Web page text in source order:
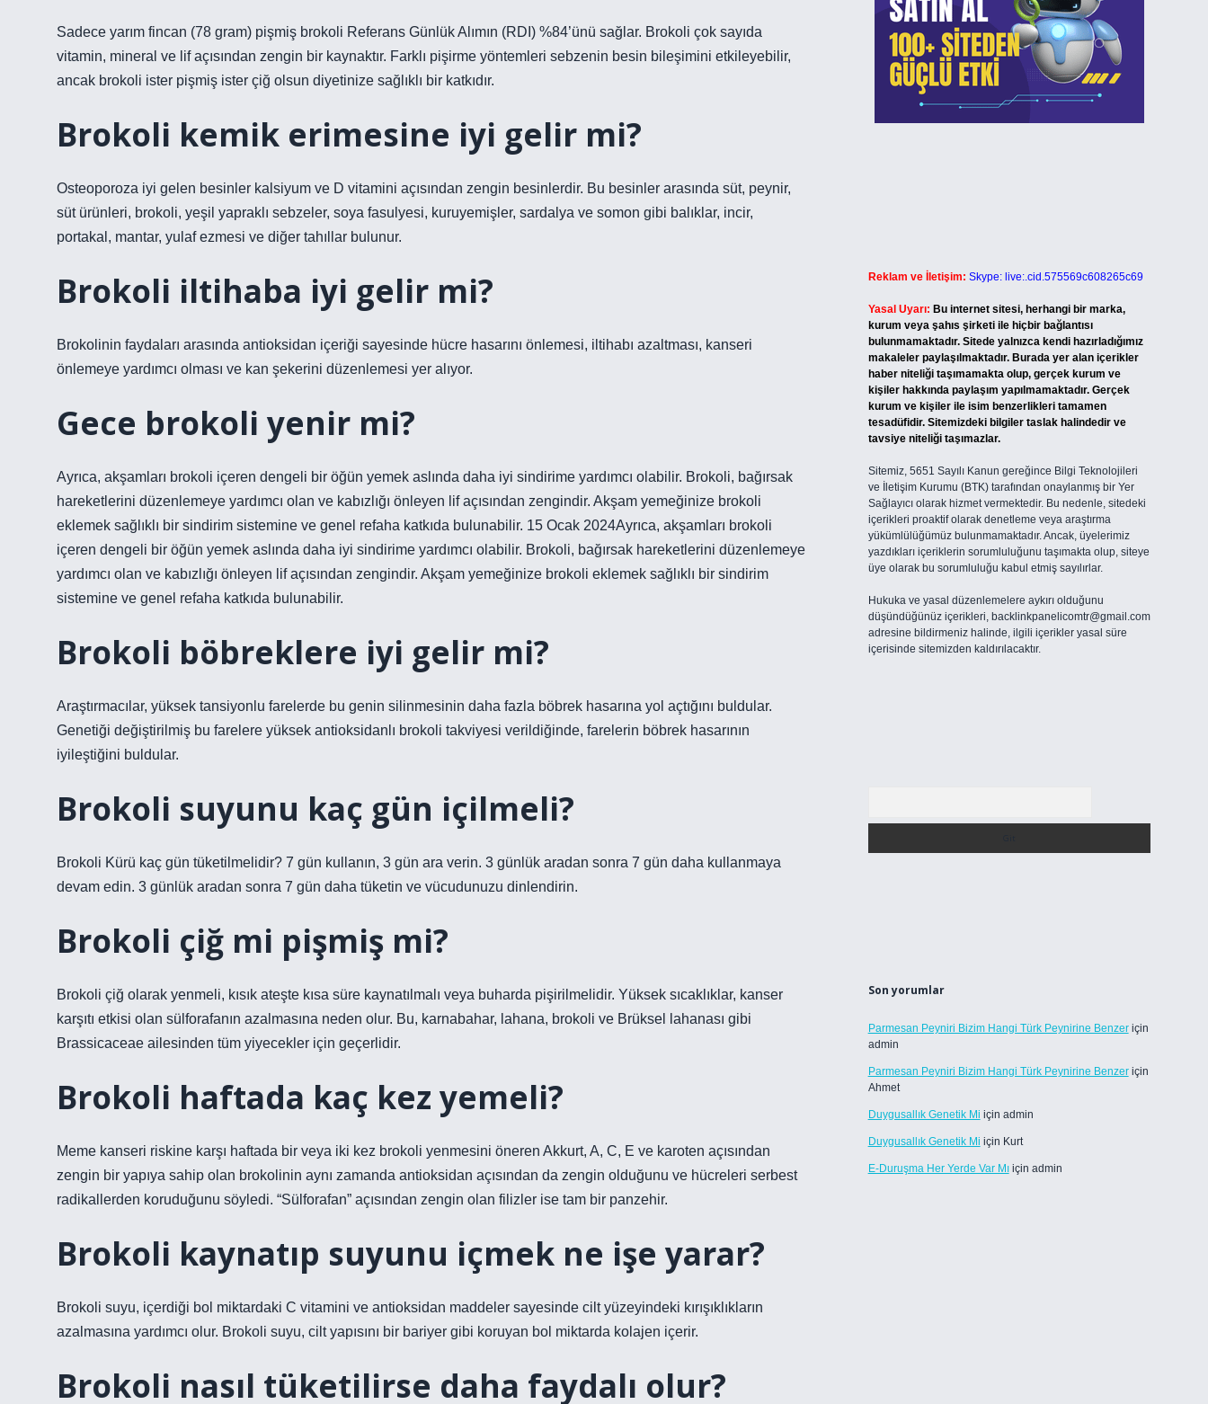
Sadece yarım fincan (78 gram) pişmiş brokoli Referans Günlük Alımın (RDI) %84’ünü sağlar. Brokoli çok sayıda
vitamin, mineral ve lif açısından zengin bir kaynaktır. Farklı pişirme yöntemleri sebzenin besin bileşimini etkileyebilir,
ancak brokoli ister pişmiş ister çiğ olsun diyetinize sağlıklı bir katkıdır.
Brokoli kemik erimesine iyi gelir mi?
Osteoporoza iyi gelen besinler kalsiyum ve D vitamini açısından zengin besinlerdir. Bu besinler arasında süt, peynir,
süt ürünleri, brokoli, yeşil yapraklı sebzeler, soya fasulyesi, kuruyemişler, sardalya ve somon gibi balıklar, incir,
portakal, mantar, yulaf ezmesi ve diğer tahıllar bulunur.
Brokoli iltihaba iyi gelir mi?
Brokolinin faydaları arasında antioksidan içeriği sayesinde hücre hasarını önlemesi, iltihabı azaltması, kanseri
önlemeye yardımcı olması ve kan şekerini düzenlemesi yer alıyor.
Gece brokoli yenir mi?
Ayrıca, akşamları brokoli içeren dengeli bir öğün yemek aslında daha iyi sindirime yardımcı olabilir. Brokoli, bağırsak
hareketlerini düzenlemeye yardımcı olan ve kabızlığı önleyen lif açısından zengindir. Akşam yemeğinize brokoli
eklemek sağlıklı bir sindirim sistemine ve genel refaha katkıda bulunabilir. 15 Ocak 2024Ayrıca, akşamları brokoli
içeren dengeli bir öğün yemek aslında daha iyi sindirime yardımcı olabilir. Brokoli, bağırsak hareketlerini düzenlemeye
yardımcı olan ve kabızlığı önleyen lif açısından zengindir. Akşam yemeğinize brokoli eklemek sağlıklı bir sindirim
sistemine ve genel refaha katkıda bulunabilir.
Brokoli böbreklere iyi gelir mi?
Araştırmacılar, yüksek tansiyonlu farelerde bu genin silinmesinin daha fazla böbrek hasarına yol açtığını buldular.
Genetiği değiştirilmiş bu farelere yüksek antioksidanlı brokoli takviyesi verildiğinde, farelerin böbrek hasarının
iyileştiğini buldular.
Brokoli suyunu kaç gün içilmeli?
Brokoli Kürü kaç gün tüketilmelidir? 7 gün kullanın, 3 gün ara verin. 3 günlük aradan sonra 7 gün daha kullanmaya
devam edin. 3 günlük aradan sonra 7 gün daha tüketin ve vücudunuzu dinlendirin.
Brokoli çiğ mi pişmiş mi?
Brokoli çiğ olarak yenmeli, kısık ateşte kısa süre kaynatılmalı veya buharda pişirilmelidir. Yüksek sıcaklıklar, kanser
karşıtı etkisi olan sülforafanın azalmasına neden olur. Bu, karnabahar, lahana, brokoli ve Brüksel lahanası gibi
Brassicaceae ailesinden tüm yiyecekler için geçerlidir.
Brokoli haftada kaç kez yemeli?
Meme kanseri riskine karşı haftada bir veya iki kez brokoli yenmesini öneren Akkurt, A, C, E ve karoten açısından
zengin bir yapıya sahip olan brokolinin aynı zamanda antioksidan açısından da zengin olduğunu ve hücreleri serbest
radikallerden koruduğunu söyledi. “Sülforafan” açısından zengin olan filizler ise tam bir panzehir.
Brokoli kaynatıp suyunu içmek ne işe yarar?
Brokoli suyu, içerdiği bol miktardaki C vitamini ve antioksidan maddeler sayesinde cilt yüzeyindeki kırışıklıkların
azalmasına yardımcı olur. Brokoli suyu, cilt yapısını bir bariyer gibi koruyan bol miktarda kolajen içerir.
Brokoli nasıl tüketilirse daha faydalı olur?
Reklam ve İletişim: Skype: live:.cid.575569c608265c69
Yasal Uyarı: Bu internet sitesi, herhangi bir marka,
kurum veya şahıs şirketi ile hiçbir bağlantısı
bulunmamaktadır. Sitede yalnızca kendi hazırladığımız
makaleler paylaşılmaktadır. Burada yer alan içerikler
haber niteliği taşımamakta olup, gerçek kurum ve
kişiler hakkında paylaşım yapılmamaktadır. Gerçek
kurum ve kişiler ile isim benzerlikleri tamamen
tesadüfidir. Sitemizdeki bilgiler taslak halindedir ve
tavsiye niteliği taşımazlar.
Sitemiz, 5651 Sayılı Kanun gereğince Bilgi Teknolojileri
ve İletişim Kurumu (BTK) tarafından onaylanmış bir Yer
Sağlayıcı olarak hizmet vermektedir. Bu nedenle, sitedeki
içerikleri proaktif olarak denetleme veya araştırma
yükümlülüğümüz bulunmamaktadır. Ancak, üyelerimiz
yazdıkları içeriklerin sorumluluğunu taşımakta olup, siteye
üye olarak bu sorumluluğu kabul etmiş sayılırlar.
Hukuka ve yasal düzenlemelere aykırı olduğunu
düşündüğünüz içerikleri, backlinkpanelicomtr@gmail.com
adresine bildirmeniz halinde, ilgili içerikler yasal süre
içerisinde sitemizden kaldırılacaktır.
Son yorumlar
Parmesan Peyniri Bizim Hangi Türk Peynirine Benzeriçin
admin
Parmesan Peyniri Bizim Hangi Türk Peynirine Benzeriçin
Ahmet
Duygusallık Genetik Mi için admin
Duygusallık Genetik Mi için Kurt
E-Duruşma Her Yerde Var Mıiçin admin